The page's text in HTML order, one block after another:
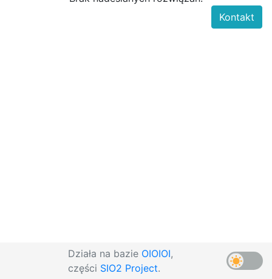
Działa na bazie OIOIOI,
części SIO2 Project.
Kontakt